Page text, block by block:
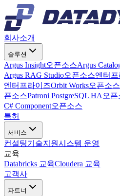
회사소개
솔루션
Argus Insight오픈소스Argus
Argus RAG Studio오픈소스엔터
엔터프라이즈Orbit Works오픈소스
픈소스Patroni PostgreSQL HA 오픈
C# Component오픈소스
특허
서비스
컨설팅기술지원시스템 운영
교육
Databricks 교육Cloudera 교육
고객사
파트너